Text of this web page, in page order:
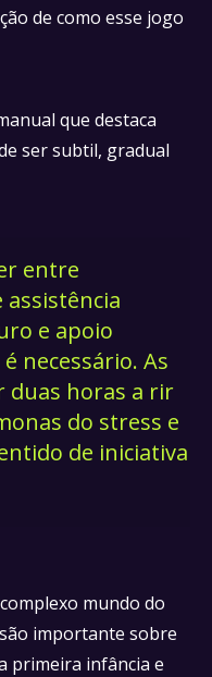
de como esse jogo
que destaca
ser subtil, gradual
entre
e apoio
necessário. As
duas horas a rir
do stress e
de iniciativa
mundo do
importante sobre
primeira infância e